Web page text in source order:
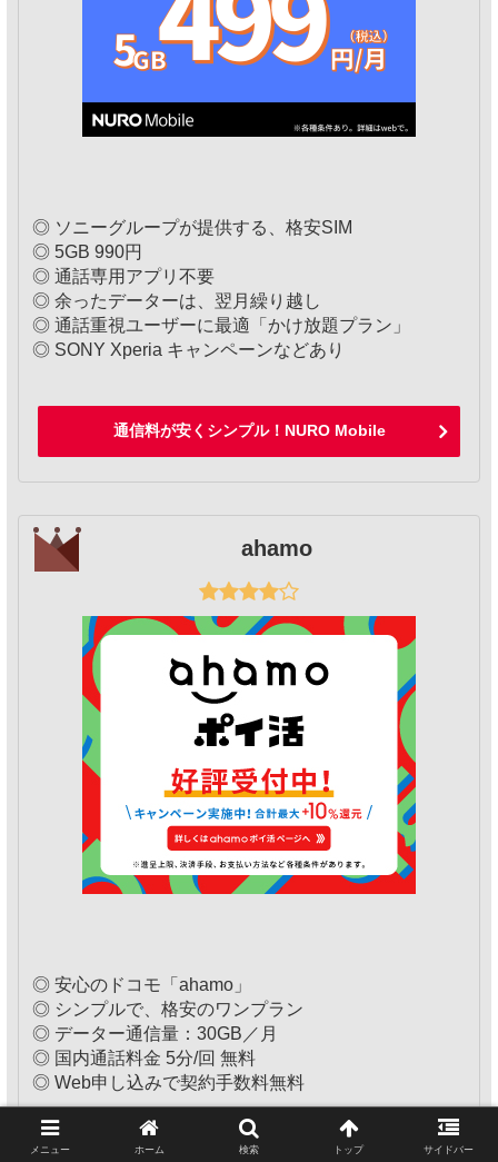
◎ ソニーグループが提供する、格安SIM
◎ 5GB 990円
◎ 通話専用アプリ不要
◎ 余ったデーターは、翌月繰り越し
◎ 通話重視ユーザーに最適「かけ放題プラン」
◎ SONY Xperia キャンペーンなどあり
通信料が安くシンプル！NURO Mobile
ahamo
◎ 安心のドコモ「ahamo」
◎ シンプルで、格安のワンプラン
◎ データー通信量：30GB／月
◎ 国内通話料金 5分/回 無料
◎ Web申し込みで契約手数料無料
メニュー ホーム 検索 トップ サイドバー